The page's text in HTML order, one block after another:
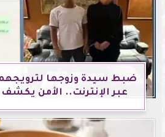
ضبط سيدة وزوجها
عبر الإنترنت.. الأمن